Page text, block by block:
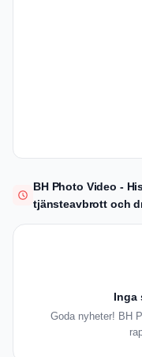
BH Photo Video -
tjänsteavbrott och
Inga
Goda nyheter! BH